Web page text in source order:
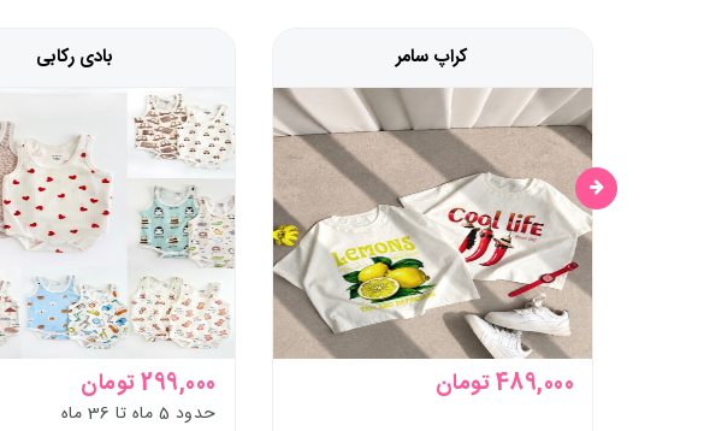
کراپ سامر
489,000 تومان
بادی رکابی
299,000 تومان
حدود 5 ماه تا 36 ماه